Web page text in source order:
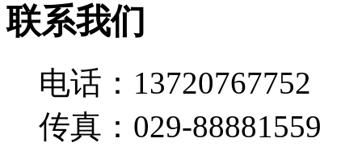
联系我们
电话：13720767752
传真：029-88881559